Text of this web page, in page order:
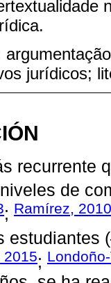
jurídicos;
recurrente
de
; Ramírez, 2010
estudiantes (
2015;